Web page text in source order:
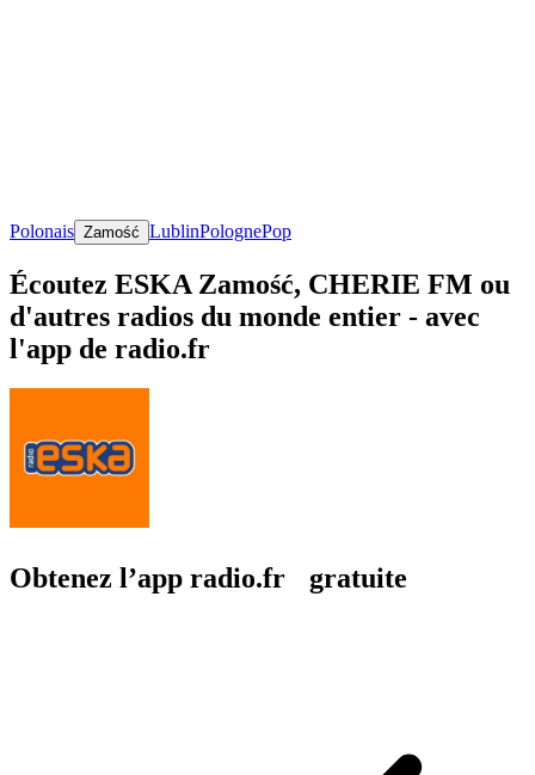
Polonais Zamość LublinPolognePop
Écoutez ESKA Zamość, CHERIE FM ou
d'autres radios du monde entier - avec
l'app de radio.fr
Obtenez l’app radio.fr gratuite